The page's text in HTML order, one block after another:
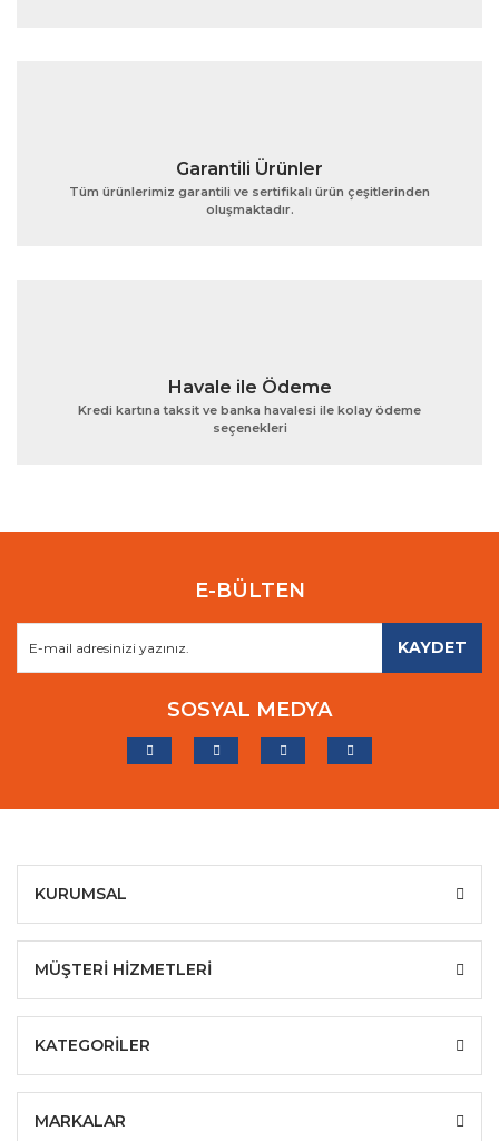
Gönder
Garantili Ürünler
Tüm ürünlerimiz garantili ve sertifikalı ürün çeşitlerinden
oluşmaktadır.
Havale ile Ödeme
Kredi kartına taksit ve banka havalesi ile kolay ödeme
seçenekleri
E-BÜLTEN
KAYDET
SOSYAL MEDYA
KURUMSAL
MÜŞTERİ HİZMETLERİ
KATEGORİLER
MARKALAR